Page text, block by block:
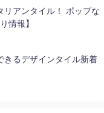
リアンタイル！ ポップな
情報】
きるデザインタイル新着